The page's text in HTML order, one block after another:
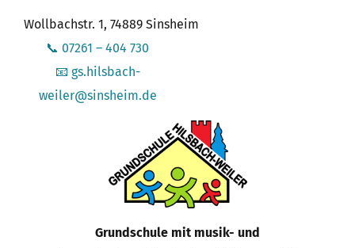
Wollbachstr. 1, 74889 Sinsheim
📞 07261 – 404 730
📧 gs.hilsbach-
weiler@sinsheim.de
Grundschule mit musik- und